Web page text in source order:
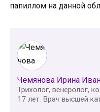
папиллом на данной
Чемянова Ирина
Трихолог, венеролог,
17 лет. Врач высшей